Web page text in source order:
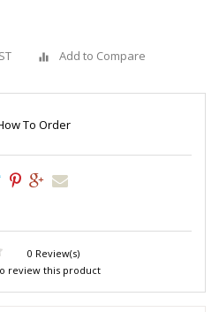
Add to Compare
To Order
0 Review(s)
review this product